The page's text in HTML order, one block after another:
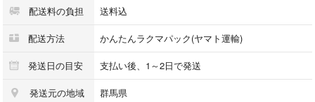
当店の商品は古着を中心に扱っておりますので
ほとんどの商品が1点ものとなっており
売り切れになってしまうと二度と手に入らない
可能性がありますのでご承知おきください！
是非このアイテムを手に入れて
配送料の負担 送料込
配送方法 かんたんラクマパック(ヤマト運輸)
発送日の目安 支払い後、1～2日で発送
発送元の地域 群馬県